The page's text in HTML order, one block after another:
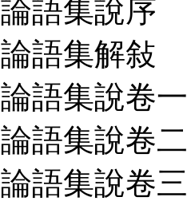
論語集說序
論語集解敍
論語集說卷一
論語集說卷二
論語集說卷三